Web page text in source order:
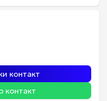
контакт
контакт